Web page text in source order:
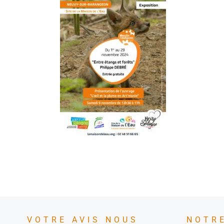
VOTRE AVIS NOUS